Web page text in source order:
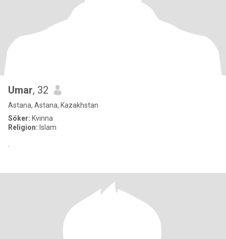
Umar, 32
Astana, Astana, Kazakhstan
Söker: Kvinna
Religion: Islam